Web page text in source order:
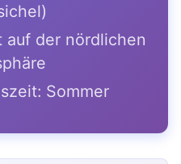
auf der nördlichen
Sommer